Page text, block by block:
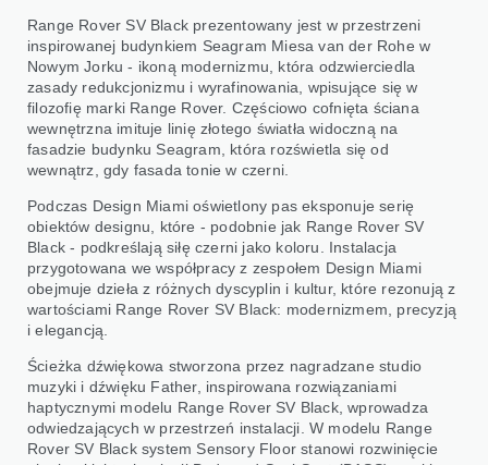
Range Rover SV Black prezentowany jest w przestrzeni
inspirowanej budynkiem Seagram Miesa van der Rohe w
Nowym Jorku - ikoną modernizmu, która odzwierciedla
zasady redukcjonizmu i wyrafinowania, wpisujące się w
filozofię marki Range Rover. Częściowo cofnięta ściana
wewnętrzna imituje linię złotego światła widoczną na
fasadzie budynku Seagram, która rozświetla się od
wewnątrz, gdy fasada tonie w czerni.
Podczas Design Miami oświetlony pas eksponuje serię
obiektów designu, które - podobnie jak Range Rover SV
Black - podkreślają siłę czerni jako koloru. Instalacja
przygotowana we współpracy z zespołem Design Miami
obejmuje dzieła z różnych dyscyplin i kultur, które rezonują z
wartościami Range Rover SV Black: modernizmem, precyzją
i elegancją.
Ścieżka dźwiękowa stworzona przez nagradzane studio
muzyki i dźwięku Father, inspirowana rozwiązaniami
haptycznymi modelu Range Rover SV Black, wprowadza
odwiedzających w przestrzeń instalacji. W modelu Range
Rover SV Black system Sensory Floor stanowi rozwinięcie